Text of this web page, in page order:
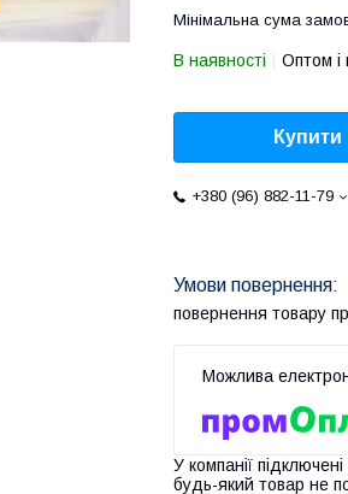
Мінімальна сума
В наявності Оптом і
Купити
+380 (96) 882-11-79
повернення товару
У компанії
будь-який товар не